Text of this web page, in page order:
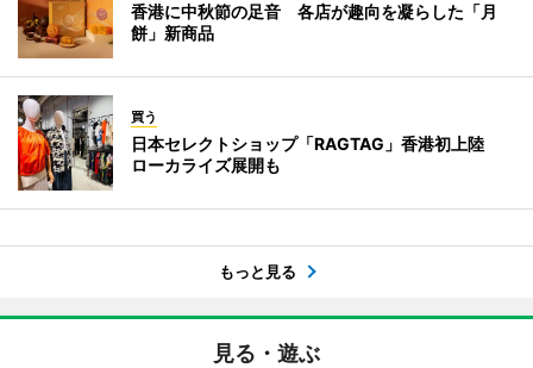
香港に中秋節の足音 各店が趣向を凝らした「月
餅」新商品
買う
日本セレクトショップ「RAGTAG」香港初上陸
ローカライズ展開も
もっと見る
見る・遊ぶ